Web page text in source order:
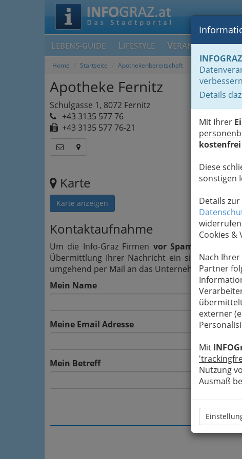
LEBENS-GUIDE LIFESTYLE VERANSTALTUNGEN
INFOGRAZ
Details
Mit Ihrer
kostenfrei
Diese
sonstigen
Details
Cookies &
Nach
Partner
externer
Mit
Nutzung
Ausmaß
Home Startseite Apothekenbereitschaft
Apotheke Fernitz
Schulgasse 1, 8072 Fernitz
+43 3135 577 76
+43 3135 577 76-21
Karte
Karte anzeigen
Kontaktaufnahme
Um die Info-Graz Firmen vor Spam-Mails zu
Übermittlung Ihrer Nachricht ein sicheres
umgehend per Mail an das Unternehmen
Mein Name
Meine Email Adresse
Mein Betreff